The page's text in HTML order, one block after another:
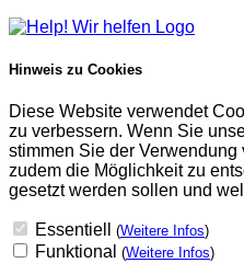
Hinweis zu Cookies
Diese Website verwendet
zu verbessern. Wenn Sie
stimmen Sie der
zudem die Möglichkeit zu
gesetzt werden sollen und
Essentiell (Weitere Infos)
Funktional (Weitere Infos)